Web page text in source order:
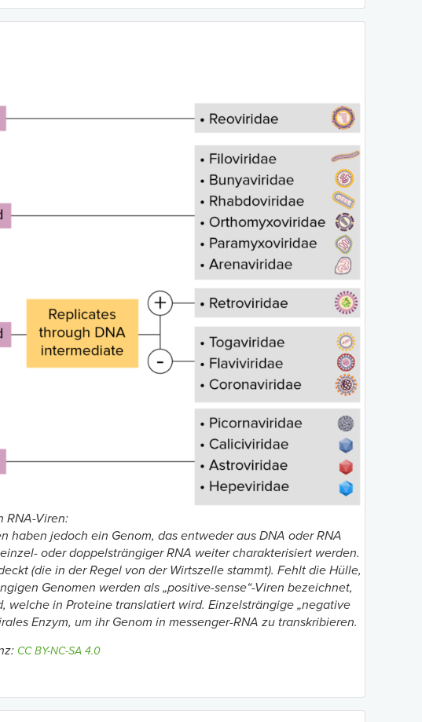
RNA-Viren:
jedoch ein Genom, das entweder aus DNA oder RNA
oder doppelsträngiger RNA weiter charakterisiert werden.
(die in der Regel von der Wirtszelle stammt). Fehlt die Hülle,
Genomen werden als „positive-sense“-Viren bezeichnet,
welche in Proteine translatiert wird. Einzelsträngige „negative
Enzym, um ihr Genom in messenger-RNA zu transkribieren.
CC BY-NC-SA 4.0